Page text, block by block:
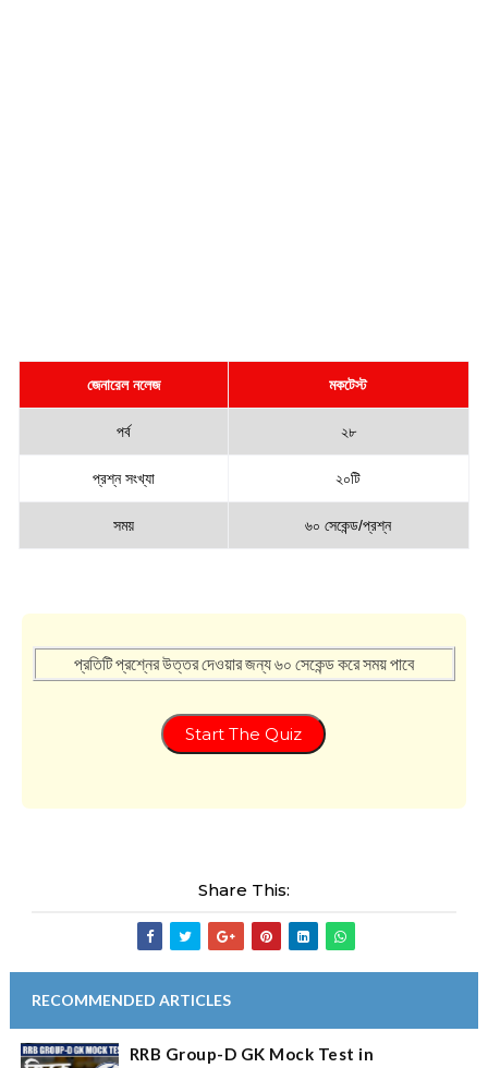
জেনারেল নলেজ মকটেস্ট
পর্ব ২৮
প্রশ্ন সংখ্যা ২০টি
সময় ৬০ সেকেন্ড/প্রশ্ন
প্রতিটি প্রশ্নের উত্তর দেওয়ার জন্য ৬০ সেকেন্ড করে সময় পাবে
Start The Quiz
Share This:
RECOMMENDED ARTICLES
RRB Group-D GK Mock Test in